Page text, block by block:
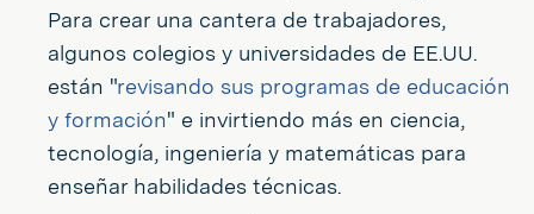
Para crear una cantera de trabajadores,
algunos colegios y universidades de EE.UU.
están "revisando sus programas de educación
y formación" e invirtiendo más en ciencia,
tecnología, ingeniería y matemáticas para
enseñar habilidades técnicas.